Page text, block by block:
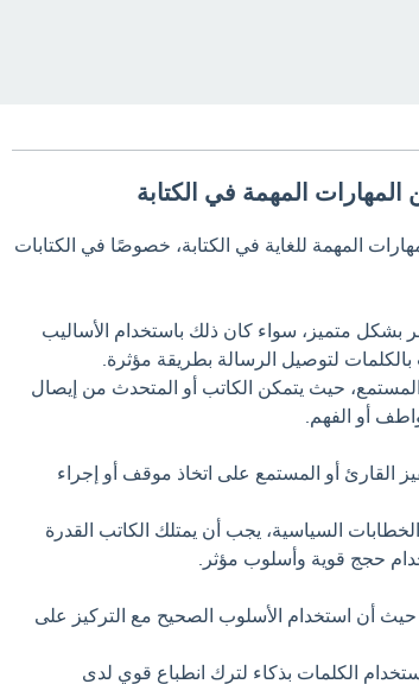
المهارات المهمة في الكتابة
المهمة للغاية في الكتابة، خصوصًا في الكتابات
بشكل متميز، سواء كان ذلك باستخدام الأساليب
بالكلمات لتوصيل الرسالة بطريقة مؤثرة.
المستمع، حيث يتمكن الكاتب أو المتحدث من إيصال
أو الفهم.
القارئ أو المستمع على اتخاذ موقف أو إجراء
السياسية، يجب أن يمتلك الكاتب القدرة
حجج قوية وأسلوب مؤثر.
حيث أن استخدام الأسلوب الصحيح مع التركيز على
الكلمات بذكاء لترك انطباع قوي لدى